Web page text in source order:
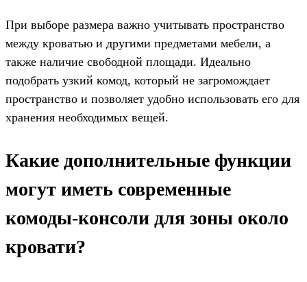
При выборе размера важно учитывать пространство
между кроватью и другими предметами мебели, а
также наличие свободной площади. Идеально
подобрать узкий комод, который не загромождает
пространство и позволяет удобно использовать его для
хранения необходимых вещей.
Какие дополнительные функции
могут иметь современные
комоды-консоли для зоны около
кровати?